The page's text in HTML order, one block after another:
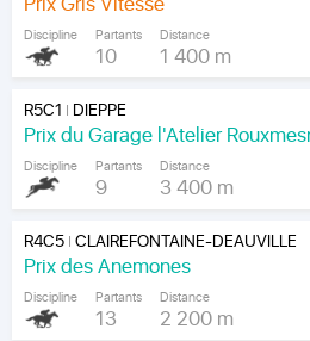
Discipline Partants
10
Distance
1 400 m
R5C1 | DIEPPE
Discipline Partants
9
Distance
3 400 m
R4C5|CLAIREFONTAINE-DEAUVILLE
Prix des Anemones
Discipline Partants
13
Distance
2 200 m